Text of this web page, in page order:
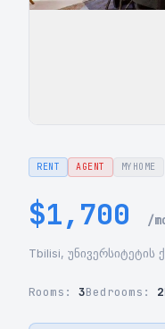
RENT AGENT MYHOME
$1,700 /
Tbilisi, უნივერსიტეტის
Rooms: 3Bedrooms: 2